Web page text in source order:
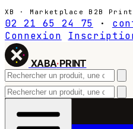
XB · Marketplace B2B Print
02 21 65 24 75 ·
Connexion
XABA·PRINT